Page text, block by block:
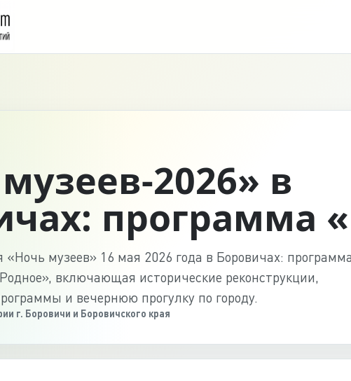
2026» в
программа
«Ночь музеев» 16 мая 2026 года в Боровичах:
включающая исторические реконструкции,
и вечернюю прогулку по городу.
г. Боровичи и Боровичского края